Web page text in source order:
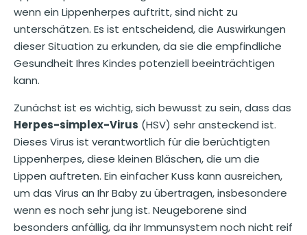
wenn ein Lippenherpes auftritt, sind nicht zu
unterschätzen. Es ist entscheidend, die Auswirkungen
dieser Situation zu erkunden, da sie die empfindliche
Gesundheit Ihres Kindes potenziell beeinträchtigen
kann.
Zunächst ist es wichtig, sich bewusst zu sein, dass das
Herpes-simplex-Virus (HSV) sehr ansteckend ist.
Dieses Virus ist verantwortlich für die berüchtigten
Lippenherpes, diese kleinen Bläschen, die um die
Lippen auftreten. Ein einfacher Kuss kann ausreichen,
um das Virus an Ihr Baby zu übertragen, insbesondere
wenn es noch sehr jung ist. Neugeborene sind
besonders anfällig, da ihr Immunsystem noch nicht reif